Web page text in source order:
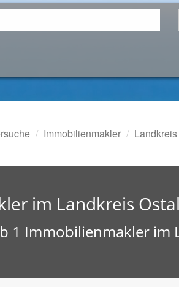
Immobilienmakler
im Landkreis
1 Immobilienmakler im